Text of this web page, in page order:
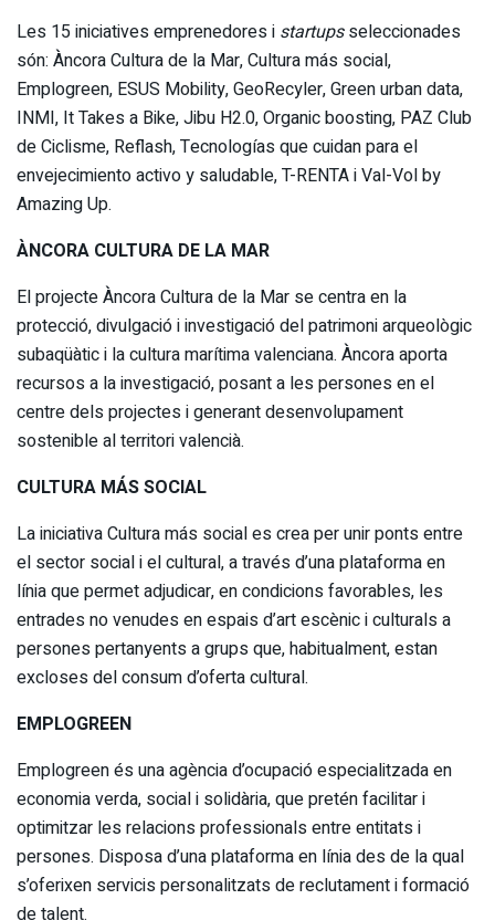
Les 15 iniciatives emprenedores i startupsseleccionades
són: Àncora Cultura de la Mar, Cultura más social,
Emplogreen, ESUS Mobility, GeoRecyler, Green urban data,
INMI, It Takes a Bike, Jibu H2.0, Organic boosting, PAZ Club
de Ciclisme, Reflash, Tecnologías que cuidan para el
envejecimiento activo y saludable, T-RENTA i Val-Vol by
Amazing Up.
ÀNCORA CULTURA DE LA MAR
El projecte Àncora Cultura de la Mar se centra en la
protecció, divulgació i investigació del patrimoni arqueològic
subaqüàtic i la cultura marítima valenciana. Àncora aporta
recursos a la investigació, posant a les persones en el
centre dels projectes i generant desenvolupament
sostenible al territori valencià.
CULTURA MÁS SOCIAL
La iniciativa Cultura más social es crea per unir ponts entre
el sector social i el cultural, a través d’una plataforma en
línia que permet adjudicar, en condicions favorables, les
entrades no venudes en espais d’art escènic i culturals a
persones pertanyents a grups que, habitualment, estan
excloses del consum d’oferta cultural.
EMPLOGREEN
Emplogreen és una agència d’ocupació especialitzada en
economia verda, social i solidària, que pretén facilitar i
optimitzar les relacions professionals entre entitats i
persones. Disposa d’una plataforma en línia des de la qual
s’oferixen servicis personalitzats de reclutament i formació
de talent.